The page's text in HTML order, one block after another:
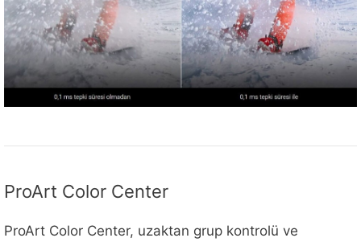
ProArt Color Center
ProArt Color Center, uzaktan grup kontrolü ve